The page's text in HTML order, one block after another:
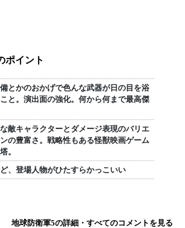
ポイント
とかのおかげで色んな武器が日の目を浴
と。演出面の強化。何から何まで最高傑
敵キャラクターとダメージ表現のバリエ
の豊富さ。戦略性もある怪獣映画ゲーム
。
、登場人物がひたすらかっこいい
地球防衛軍5の詳細・すべてのコメントを見る